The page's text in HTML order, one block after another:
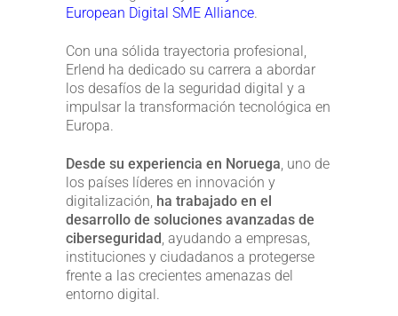
European Digital SME Alliance.
Con una sólida trayectoria profesional,
Erlend ha dedicado su carrera a abordar
los desafíos de la seguridad digital y a
impulsar la transformación tecnológica en
Europa.
Desde su experiencia en Noruega, uno de
los países líderes en innovación y
digitalización, ha trabajado en el
desarrollo de soluciones avanzadas de
ciberseguridad, ayudando a empresas,
instituciones y ciudadanos a protegerse
frente a las crecientes amenazas del
entorno digital.